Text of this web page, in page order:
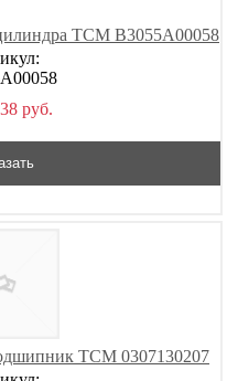
TCM B3055A00058
руб.
TCM 0307130207